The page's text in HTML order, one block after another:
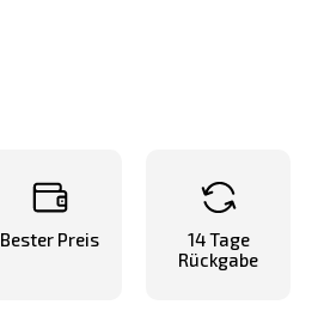
Bester Preis
14 Tage
Rückgabe